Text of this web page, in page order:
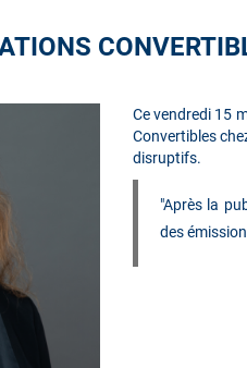
Cevendredi 15
Convertibles
disruptifs.
"Après la
des